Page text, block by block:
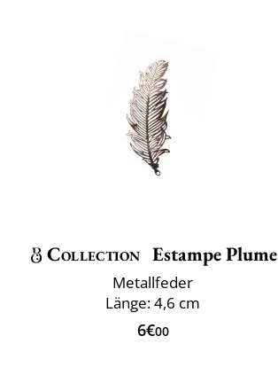
Collection Estampe Plume
Metallfeder
Länge: 4,6 cm
6€00